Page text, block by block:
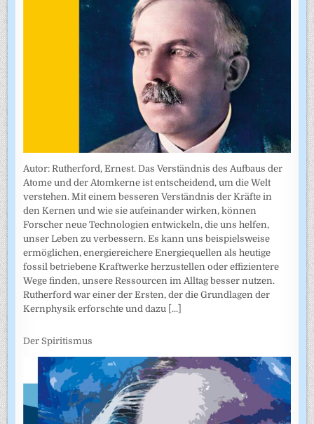
Autor: Rutherford, Ernest. Das Verständnis des Aufbaus der
Atome und der Atomkerne ist entscheidend, um die Welt
verstehen. Mit einem besseren Verständnis der Kräfte in
den Kernen und wie sie aufeinander wirken, können
Forscher neue Technologien entwickeln, die uns helfen,
unser Leben zu verbessern. Es kann uns beispielsweise
ermöglichen, energiereichere Energiequellen als heutige
fossil betriebene Kraftwerke herzustellen oder effizientere
Wege finden, unsere Ressourcen im Alltag besser nutzen.
Rutherford war einer der Ersten, der die Grundlagen der
Kernphysik erforschte und dazu [...]
Der Spiritismus